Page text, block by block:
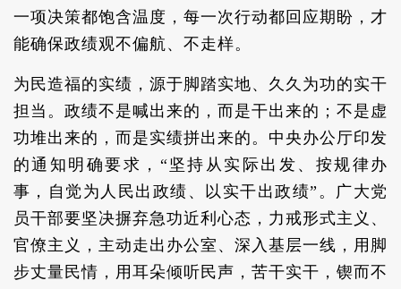
一项决策都饱含温度，每一次行动都回应期盼，才
能确保政绩观不偏航、不走样。
为民造福的实绩，源于脚踏实地、久久为功的实干
担当。政绩不是喊出来的，而是干出来的；不是虚
功堆出来的，而是实绩拼出来的。中央办公厅印发
的通知明确要求，“坚持从实际出发、按规律办
事，自觉为人民出政绩、以实干出政绩”。广大党
员干部要坚决摒弃急功近利心态，力戒形式主义、
官僚主义，主动走出办公室、深入基层一线，用脚
步丈量民情，用耳朵倾听民声，苦干实干，锲而不